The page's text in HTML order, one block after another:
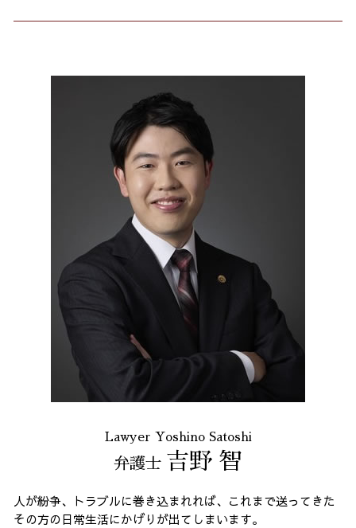
Lawyer Yoshino Satoshi
弁護士 吉野 智
人が紛争、トラブルに巻き込まれれば、これまで送ってきた
その方の日常生活にかげりが出てしまいます。